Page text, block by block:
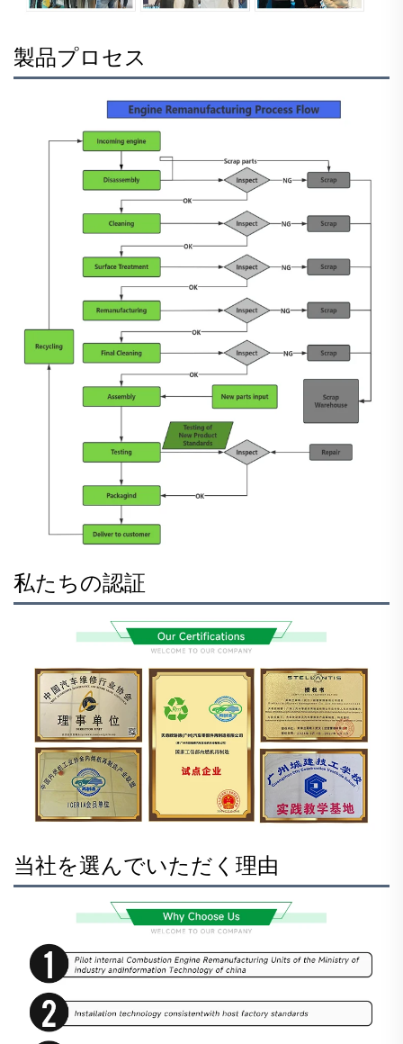
製品プロセス
私たちの認証
当社を選んでいただく理由